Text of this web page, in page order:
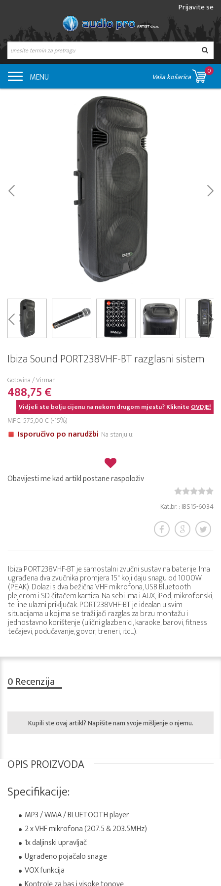
Prijavite se
MENU Vaša košarica
0
Ibiza Sound PORT238VHF-BT razglasni sistem
Gotovina / Virman
488,75 €
Vidjeli ste bolju cijenu na nekom drugom mjestu? KlikniteOVDJE!
MPC: 575,00 € (-15%)
Isporučivo po narudžbi Na stanju u:
Obavijesti me kad artikl postane raspoloživ
Kat.br. : IBS15-6034
Ibiza PORT238VHF-BT je samostalni zvučni sustav na baterije. Ima
ugrađena dva zvučnika promjera 15" koji daju snagu od 1000W
(PEAK). Dolazi s dva bežična VHF mikrofona, USB Bluetooth
plejerom i SD čitačem kartica. Na sebi ima i AUX, iPod, mikrofonski,
te line ulazni priključak. PORT238VHF-BT je idealan u svim
situacijama u kojima se traži jači razglas za brzu montažu i
jednostavno korištenje (ulični glazbenici, karaoke, barovi, fitness
tečajevi, podučavanje, govor, treneri, itd...).
0 Recenzija
Kupili ste ovaj artikl? Napišite nam svoje mišljenje o njemu.
OPIS PROIZVODA
Specifikacije:
MP3 / WMA / BLUETOOTH player
2 x VHF mikrofona (207.5 & 203.5MHz)
1x daljinski upravljač
Ugrađeno pojačalo snage
VOX funkcija